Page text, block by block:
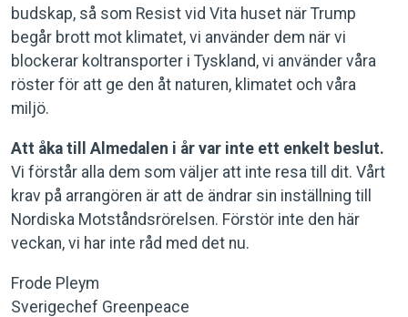
budskap, så som Resist vid Vita huset när Trump
begår brott mot klimatet, vi använder dem när vi
blockerar koltransporter i Tyskland, vi använder våra
röster för att ge den åt naturen, klimatet och våra
miljö.
Att åka till Almedalen i år var inte ett enkelt beslut.
Vi förstår alla dem som väljer att inte resa till dit. Vårt
krav på arrangören är att de ändrar sin inställning till
Nordiska Motståndsrörelsen. Förstör inte den här
veckan, vi har inte råd med det nu.
Frode Pleym
Sverigechef Greenpeace